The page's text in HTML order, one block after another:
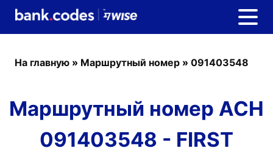
На главную » Маршрутный номер » 091403548
Маршрутный номер ACH
091403548 - FIRST